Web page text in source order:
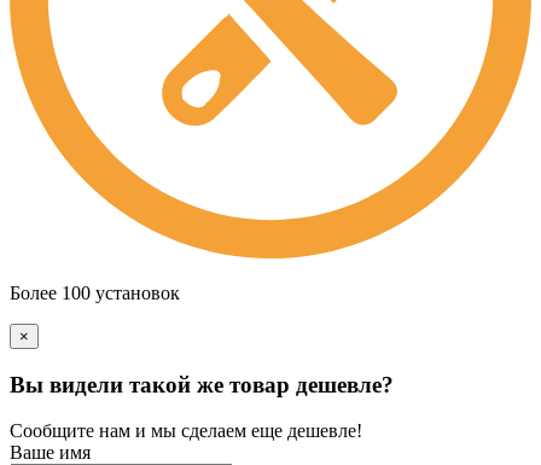
Более 100 установок
×
Вы видели такой же товар дешевле?
Сообщите нам и мы сделаем еще дешевле!
Ваше имя